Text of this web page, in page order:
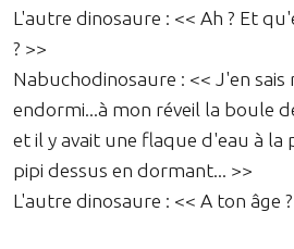
L'autre dinosaure : << Ah ? Et
? >>
Nabuchodinosaure : << J'en sais
endormi...à mon réveil la boule
et il y avait une flaque d'eau à la
pipi dessus en dormant... >>
L'autre dinosaure : << A ton âge